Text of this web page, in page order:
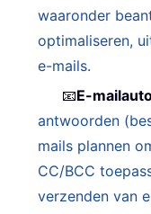
waaronder
optimaliseren,
e-mails.
📧E-
antwoorden
mails plannen
CC/BCC
verzenden van